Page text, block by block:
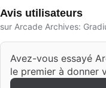
Avis utilisateurs
sur Arcade Archives:
Avez-vous essayé
le premier à donner